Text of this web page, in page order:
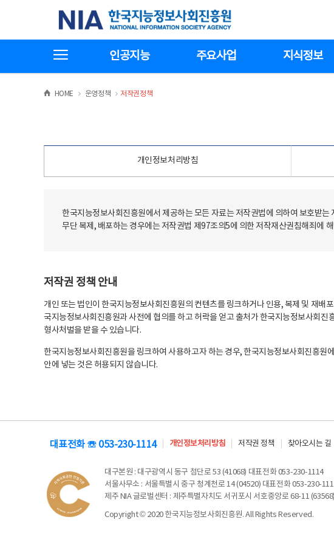
기
한국지능정보사회진흥원
인공지능 주요사업 지식정보
HOME >운영정책 >
저작권정책
개인정보처리방침
한국지능정보사회진흥원에서 제공하는 모든 자료는 저작권법에 의하여 보호받
무단 복제, 배포하는 경우에는 저작권법 제97조의5에 의한 저작재산권침해죄에
저작권 정책 안내
개인 또는 법인이 한국지능정보사회진흥원의 컨텐츠를 링크하거나 인용, 복제 및 재배
국지능정보사회진흥원과 사전에 협의를 하고 허락을 얻고 출처가 한국지능정보사회
형사처벌을 받을 수 있습니다.
한국지능정보사회진흥원을 링크하여 사용하고자 하는 경우, 한국지능정보사회진흥
안에 넣는 것은 허용되지 않습니다.
대표전화 ☏ 053-230-1114 개인정보처리방침 저작권 정책 찾아오시는 길
대구본원 : 대구광역시 동구 첨단로 53 (41068) 대표전화 053-230-1114
서울사무소 : 서울특별시 중구 청계천로 14 (04520) 대표전화 053-230-
제주 NIA 글로벌센터 : 제주특별자치도 서귀포시 서호중앙로 68-11
Copyright © 2020 한국지능정보사회진흥원. All Rights Reserved.